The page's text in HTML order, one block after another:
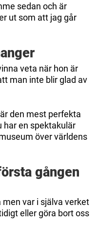
sedan och är
ut som att jag går
veta när hon är
man inte blir glad av
den mest perfekta
har en spektakulär
över världens
gången
var i själva verket
eller göra bort oss